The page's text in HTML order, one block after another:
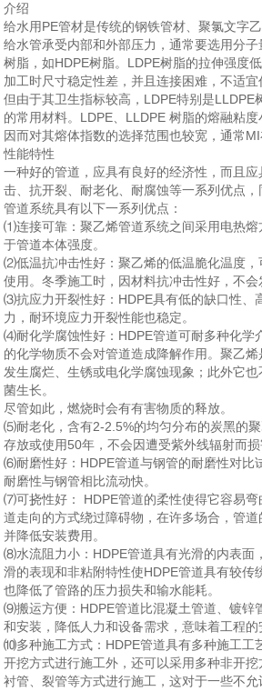
介绍
给水用PE管材是传统的钢铁管材、聚氯文字
给水管承受内部和外部压力，通常要选用分
树脂，如HDPE树脂。LDPE树脂的拉伸强度
加工时尺寸稳定性差，并且连接困难，不适宜
但由于其卫生指标较高，LDPE特别是LLDPE
的常用材料。LDPE、LLDPE 树脂的熔融粘度
因而对其熔体指数的选择范围也较宽，通常
性能特性
一种好的管道， 应具有良好的经济性，而且应
击、抗开裂、耐老化、耐腐蚀等一系列优点
管道系统具有以下一系列优点：
⑴连接可靠 ：聚乙烯管道系统之间采用电热
于管道本体强度。
⑵低温抗冲击性好：聚乙烯的低温脆化温度
使用。冬季施工时，因材料抗冲击性好，不会
⑶抗应力开裂性好：HDPE具有低的缺口性、
力，耐环境应力开裂性能也稳定。
⑷耐化学腐蚀性好：HDPE管道可耐多种化学
的化学物质不会对管道造成降解作用。聚乙
发生腐烂、生锈或电化学腐蚀现象；此外它也
菌生长。
尽管如此，燃烧时会有有害物质的释放。
⑸耐老化，含有2-2.5%的均匀分布的炭黑的
存放或使用50年，不会因遭受紫外线辐射而损
⑹耐磨性好：HDPE管道与钢管的耐磨性对比
耐磨性与钢管相比流动快。
⑺可挠性好： HDPE管道的柔性使得它容易弯
道走向的方式绕过障碍物，在许多场合，管
并降低安装费用。
⑻水流阻力小：HDPE管道具有光滑的内表面
滑的表现和非粘附特性使HDPE管道具有较传
也降低了管路的压力损失和输水能耗。
⑼搬运方便：HDPE管道比混凝土管道、镀锌
和安装，降低人力和设备需求，意味着工程
⑽多种施工方式：HDPE管道具有多种施工工
开挖方式进行施工外，还可以采用多种非开挖
衬管、裂管等方式进行施工，这对于一些不